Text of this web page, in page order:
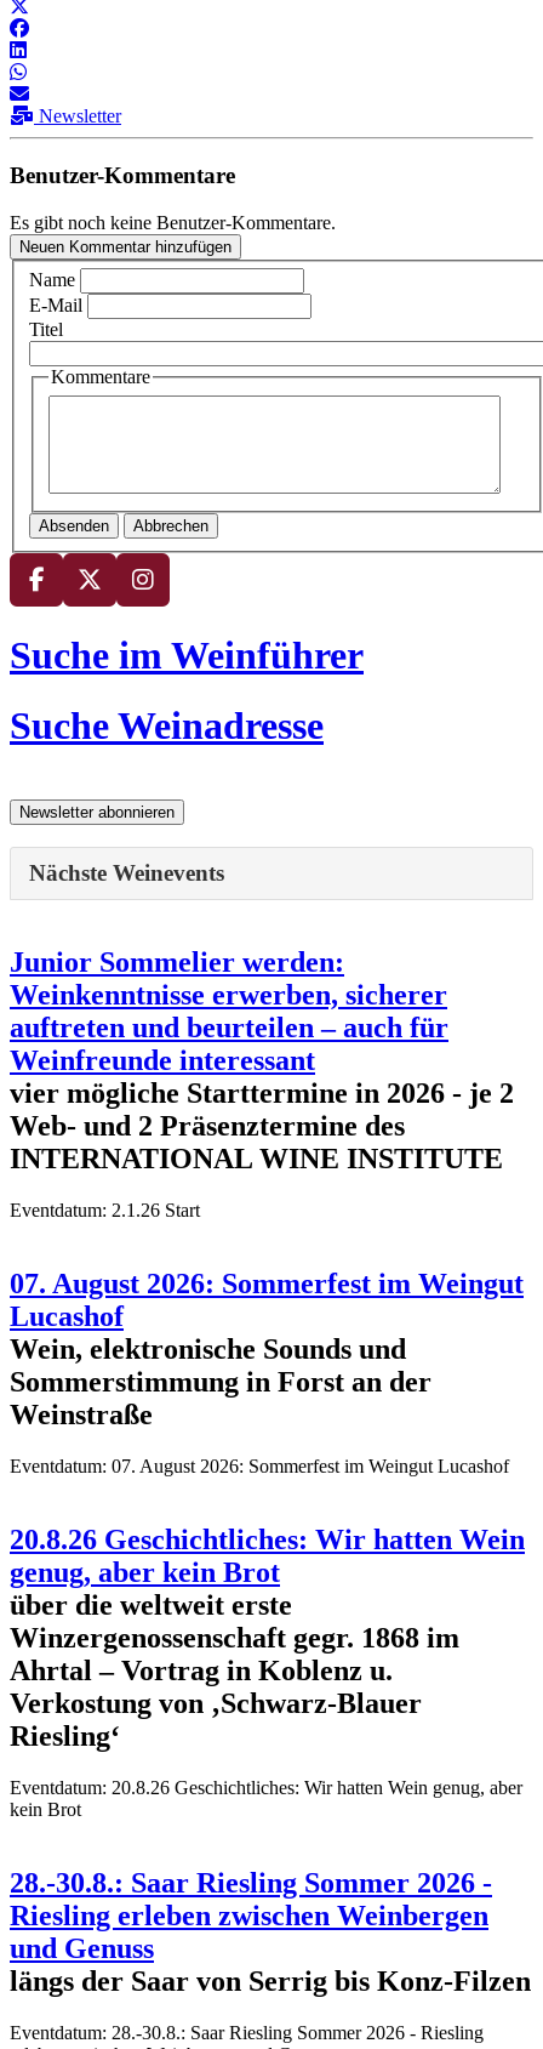
Newsletter
Benutzer-Kommentare
Es gibt noch keine Benutzer-Kommentare.
Neuen Kommentar hinzufügen
Name
E-Mail
Titel
Kommentare
Absenden Abbrechen
Suche im Weinführer
Suche Weinadresse
Nächste Weinevents
Junior Sommelier werden:
Weinkenntnisse erwerben, sicherer
auftreten und beurteilen – auch für
Weinfreunde interessant
vier mögliche Starttermine in 2026 - je 2
Web- und 2 Präsenztermine des
INTERNATIONAL WINE INSTITUTE
Eventdatum: 2.1.26 Start
07. August 2026: Sommerfest im Weingut
Lucashof
Wein, elektronische Sounds und
Sommerstimmung in Forst an der
Weinstraße
Eventdatum: 07. August 2026: Sommerfest im Weingut Lucashof
20.8.26 Geschichtliches: Wir hatten Wein
genug, aber kein Brot
über die weltweit erste
Winzergenossenschaft gegr. 1868 im
Ahrtal – Vortrag in Koblenz u.
Verkostung von ‚Schwarz-Blauer
Riesling‘
Eventdatum: 20.8.26 Geschichtliches: Wir hatten Wein genug, aber
kein Brot
28.-30.8.: Saar Riesling Sommer 2026 -
Riesling erleben zwischen Weinbergen
und Genuss
längs der Saar von Serrig bis Konz-Filzen
Eventdatum: 28.-30.8.: Saar Riesling Sommer 2026 - Riesling